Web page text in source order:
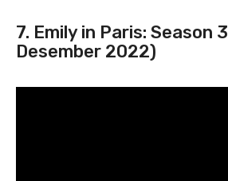
7. Emily in Paris: Season
Desember 2022)